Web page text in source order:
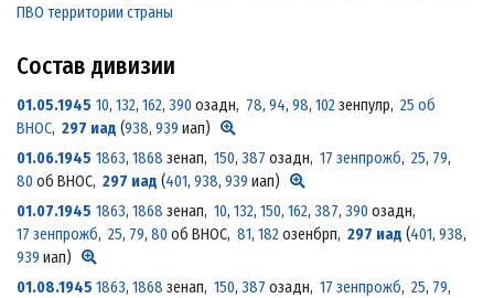
ПВО территории страны
Состав дивизии
01.05.1945 10,132,162,390 озадн, 78,94,98,102зенпулр,25 об
ВНОС, 297 иад (938, 939 иап)
01.06.1945 1863,1868 зенап,150,387 озадн,17 зенпрожб,25, 79,
80 об ВНОС, 297 иад (401, 938, 939 иап)
01.07.1945 1863,1868 зенап,10,132,150,162,387,390 озадн,
17 зенпрожб, 25, 79, 80 об ВНОС, 81, 182озенбрп, 297 иад (401, 938,
939 иап)
01.08.1945 1863,1868 зенап,150,387 озадн,17 зенпрожб,25, 79,